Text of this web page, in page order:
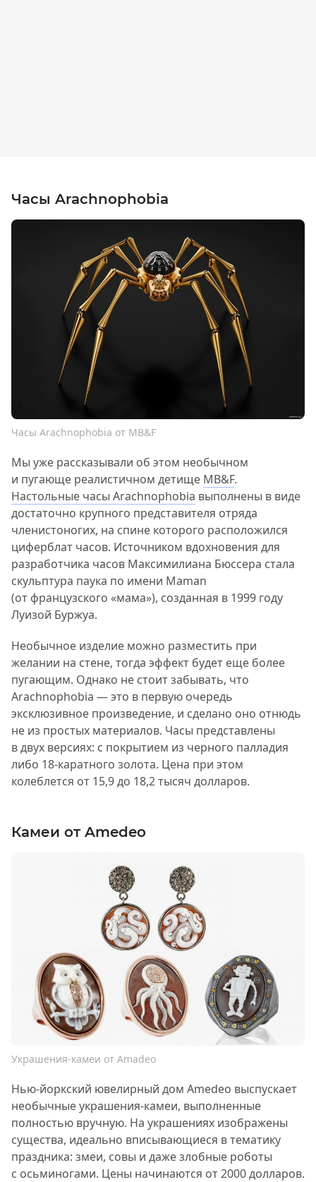
Часы Arachnophobia
Часы Arachnophobia от MB&F
Мы уже рассказывали об этом необычном
и пугающе реалистичном детище MB&F.
Настольные часы Arachnophobia выполнены в виде
достаточно крупного представителя отряда
членистоногих, на спине которого расположился
циферблат часов. Источником вдохновения для
разработчика часов Максимилиана Бюссера стала
скульптура паука по имени Maman
(от французского «мама»), созданная в 1999 году
Луизой Буржуа.
Необычное изделие можно разместить при
желании на стене, тогда эффект будет еще более
пугающим. Однако не стоит забывать, что
Arachnophobia — это в первую очередь
эксклюзивное произведение, и сделано оно отнюдь
не из простых материалов. Часы представлены
в двух версиях: с покрытием из черного палладия
либо 18-каратного золота. Цена при этом
колеблется от 15,9 до 18,2 тысяч долларов.
Камеи от Amedeo
Украшения-камеи от Amadeo
Нью-йоркский ювелирный дом Amedeo выспускает
необычные украшения-камеи, выполненные
полностью вручную. На украшениях изображены
существа, идеально вписывающиеся в тематику
праздника: змеи, совы и даже злобные роботы
с осьминогами. Цены начинаются от 2000 долларов.